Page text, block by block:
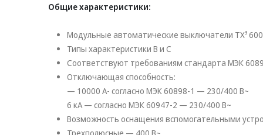
Общие характеристики:
Модульные автоматические выключатели TX³
Типы характеристики В и C
Соответствуют требованиям стандарта МЭК
Отключающая способность:
— 10000 А- согласно МЭК 60898-1 — 230/400 В~
6 кА — согласно МЭК 60947-2 — 230/400 В~
Возможность оснащения вспомогательными